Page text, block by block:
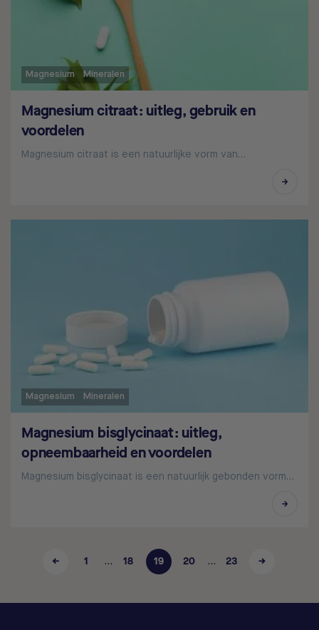
Magnesium Mineralen
Magnesium citraat: uitleg, gebruik en
voordelen
Magnesium citraat is een natuurlijke vorm van…
Magnesium Mineralen
Magnesium bisglycinaat: uitleg,
opneembaarheid en voordelen
Magnesium bisglycinaat is een natuurlijk gebonden vorm…
← 1 … 18 19 20 … 23 →